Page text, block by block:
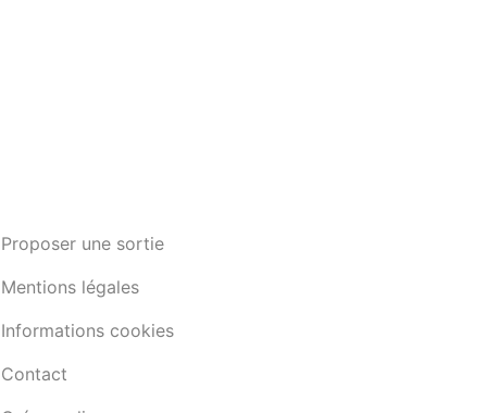
Proposer une sortie
Mentions légales
Informations cookies
Contact